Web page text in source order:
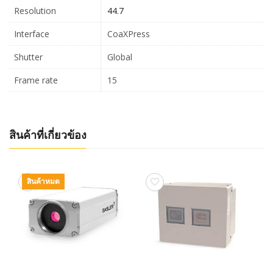
Resolution
44.7
Interface
CoaXPress
Shutter
Global
Frame rate
15
สินค้าที่เกี่ยวข้อง
สินค้าหมด